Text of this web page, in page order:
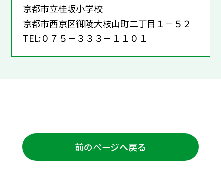
京都市立桂坂小学校
京都市西京区御陵大枝山町二丁目１－５２
TEL:０７５－３３３－１１０１
前のページへ戻る